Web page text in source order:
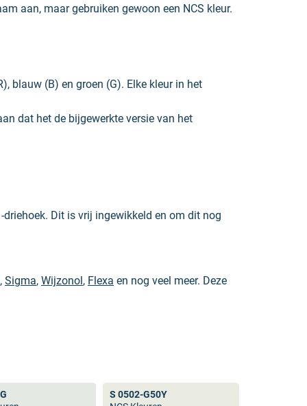
aan, maar gebruiken gewoon een NCS kleur.
blauw (B) en groen (G). Elke kleur in het
dat het de bijgewerkte versie van het
driehoek. Dit is vrij ingewikkeld en om dit nog
, Sigma, Wijzonol, Flexa en nog veel meer. Deze
gebruikt in andere industrieën. Het grote
niet
. Dit geldt ook voor andere
S 0502-G50Y